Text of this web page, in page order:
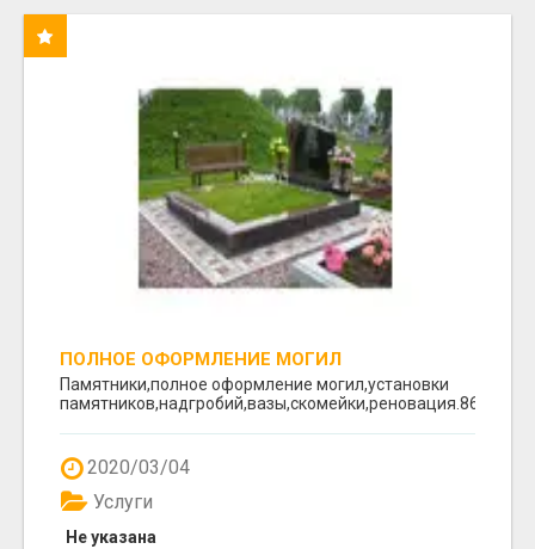
ПОЛНОЕ ОФОРМЛЕНИЕ МОГИЛ
Памятники,полное оформление могил,установки
2020/03/04
Не указана
Услуги